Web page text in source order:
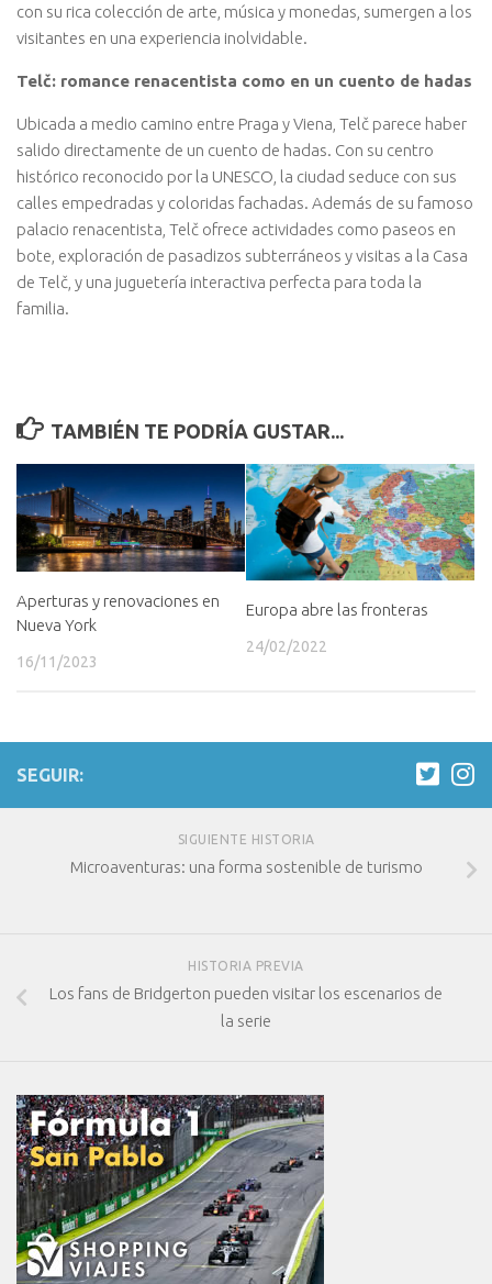
con su rica colección de arte, música y monedas, sumergen a los
visitantes en una experiencia inolvidable.
Telč: romance renacentista como en un cuento de hadas
Ubicada a medio camino entre Praga y Viena, Telč parece haber
salido directamente de un cuento de hadas. Con su centro
histórico reconocido por la UNESCO, la ciudad seduce con sus
calles empedradas y coloridas fachadas. Además de su famoso
palacio renacentista, Telč ofrece actividades como paseos en
bote, exploración de pasadizos subterráneos y visitas a la Casa
de Telč, y una juguetería interactiva perfecta para toda la
familia.
TAMBIÉN TE PODRÍA GUSTAR...
Aperturas y renovaciones en
Nueva York
16/11/2023
Europa abre las fronteras
24/02/2022
SEGUIR:
SIGUIENTE HISTORIA
Microaventuras: una forma sostenible de turismo
HISTORIA PREVIA
Los fans de Bridgerton pueden visitar los escenarios de
la serie